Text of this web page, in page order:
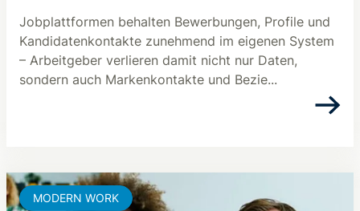
Jobplattformen behalten Bewerbungen, Profile und
Kandidatenkontakte zunehmend im eigenen System
– Arbeitgeber verlieren damit nicht nur Daten,
sondern auch Markenkontakte und Bezie...
MODERN WORK